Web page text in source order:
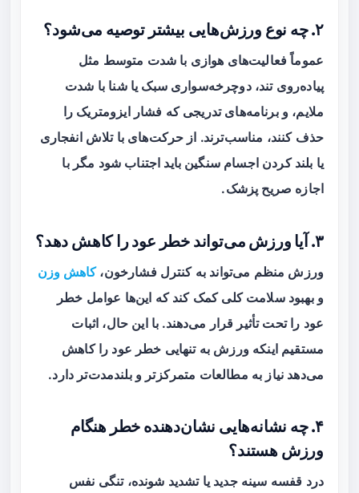
۲. چه نوع ورزش‌هایی بیشتر توصیه می‌شود؟
عموماً فعالیت‌های هوازی با شدت متوسط مثل
پیاده‌روی تند، دوچرخه‌سواری سبک یا شنا با شدت
ملایم، و برنامه‌های تدریجی که فشار ایزومتریک را
حذف کنند، مناسب‌ترند. از حرکت‌های با تلاش انفجاری
یا بلند کردن اجسام سنگین باید اجتناب شود مگر با
اجازه صریح پزشک.
۳. آیا ورزش می‌تواند خطر عود را کاهش دهد؟
ورزش منظم می‌تواند به کنترل فشارخون،کاهش وزن
و بهبود سلامت کلی کمک کند که این‌ها عوامل خطر
عود را تحت تأثیر قرار می‌دهند. با این حال، اثبات
مستقیم اینکه ورزش به تنهایی خطر عود را کاهش
می‌دهد نیاز به مطالعات متمرکزتر و بلندمدت‌تر دارد.
۴. چه نشانه‌هایی نشان‌دهنده خطر هنگام
ورزش هستند؟
درد قفسه سینه جدید یا تشدید شونده، تنگی نفس